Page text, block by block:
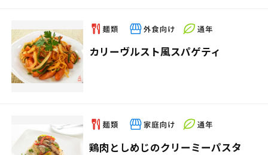
カリーヴルスト風スパゲティ
鶏肉としめじのクリーミーパスタ